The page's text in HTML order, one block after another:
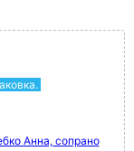
Анна, сопрано